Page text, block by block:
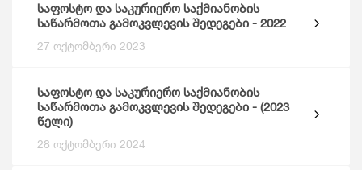
საფოსტო და საკურიერო საქმიანობის
საწარმოთა გამოკვლევის შედეგები - 2022
27 ოქტომბერი 2023
საფოსტო და საკურიერო საქმიანობის
საწარმოთა გამოკვლევის შედეგები - (2023
წელი)
28 ოქტომბერი 2024